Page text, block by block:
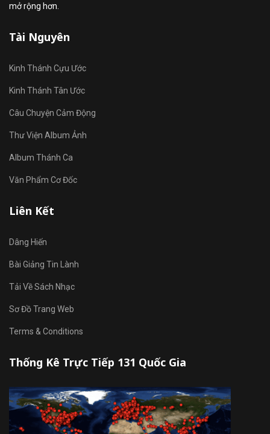
mở rộng hơn.
Tài Nguyên
Kinh Thánh Cựu Ước
Kinh Thánh Tân Ước
Câu Chuyện Cảm Động
Thư Viện Album Ảnh
Album Thánh Ca
Văn Phẩm Cơ Đốc
Liên Kết
Dâng Hiến
Bài Giảng Tin Lành
Tải Về Sách Nhạc
Sơ Đồ Trang Web
Terms & Conditions
Thống Kê Trực Tiếp 131 Quốc Gia